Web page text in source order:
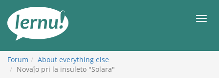
the
content
Forum
About everything else
Novaĵo pri la insuleto "Solara"